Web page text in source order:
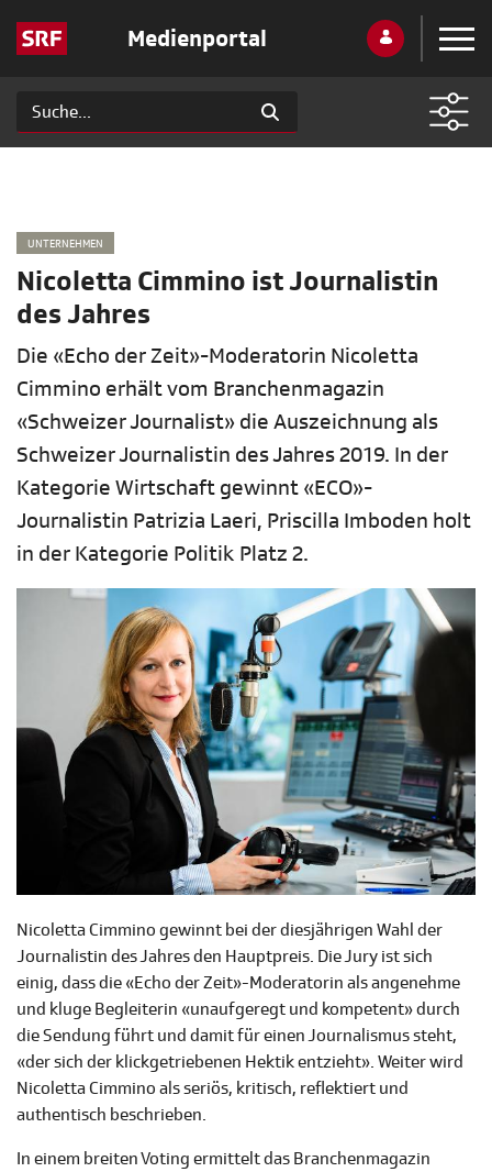
Medienportal
UNTERNEHMEN
Nicoletta Cimmino ist Journalistin
des Jahres
Die «Echo der Zeit»-Moderatorin Nicoletta
Cimmino erhält vom Branchenmagazin
«Schweizer Journalist» die Auszeichnung als
Schweizer Journalistin des Jahres 2019. In der
Kategorie Wirtschaft gewinnt «ECO»-
Journalistin Patrizia Laeri, Priscilla Imboden holt
in der Kategorie Politik Platz 2.
Nicoletta Cimmino gewinnt bei der diesjährigen Wahl der
Journalistin des Jahres den Hauptpreis. Die Jury ist sich
einig, dass die «Echo der Zeit»-Moderatorin als angenehme
und kluge Begleiterin «unaufgeregt und kompetent» durch
die Sendung führt und damit für einen Journalismus steht,
«der sich der klickgetriebenen Hektik entzieht». Weiter wird
Nicoletta Cimmino als seriös, kritisch, reflektiert und
authentisch beschrieben.
In einem breiten Voting ermittelt das Branchenmagazin